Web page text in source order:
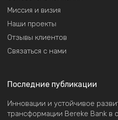
Миссия и визия
Наши проекты
Отзывы клиентов
Связаться с нами
Последние публикации
Инновации и устойчивое
трансформации Bereke Bank в